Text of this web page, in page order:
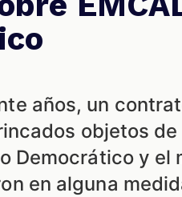
años, un
objetos
Democrático y el
en alguna